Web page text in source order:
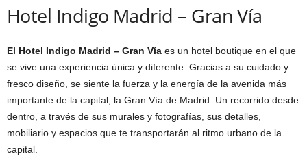
Hotel Indigo Madrid – Gran Vía
El Hotel Indigo Madrid – Gran Vía es un hotel boutique en el que
se vive una experiencia única y diferente. Gracias a su cuidado y
fresco diseño, se siente la fuerza y la energía de la avenida más
importante de la capital, la Gran Vía de Madrid. Un recorrido desde
dentro, a través de sus murales y fotografías, sus detalles,
mobiliario y espacios que te transportarán al ritmo urbano de la
capital.